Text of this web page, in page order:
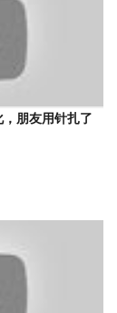
，朋友用针扎了